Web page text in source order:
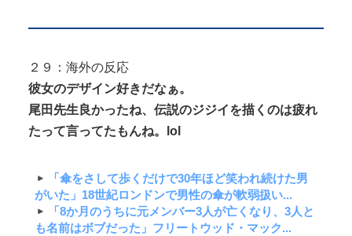
２９：海外の反応
彼女のデザイン好きだなぁ。
尾田先生良かったね、伝説のジジイを描くのは疲れ
たって言ってたもんね。lol
「傘をさして歩くだけで30年ほど笑われ続けた男
がいた」18世紀ロンドンで男性の傘が軟弱扱い...
「8か月のうちに元メンバー3人が亡くなり、3人と
も名前はボブだった」フリートウッド・マック...